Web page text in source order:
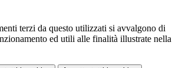
terzi da questo utilizzati si avvalgono di
ed utili alle finalità illustrate nella